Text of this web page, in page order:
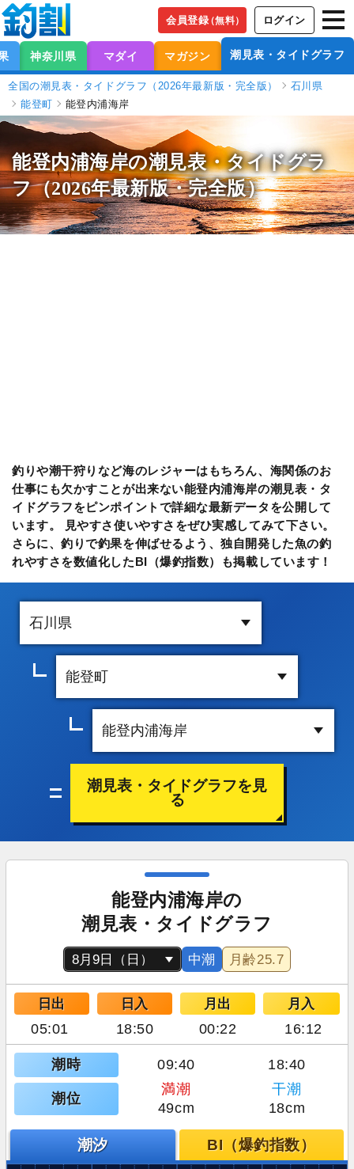
会員登録（無料） ログイン
神奈川県 マダイ マガジン 潮見表・タイドグラフ
全国の潮見表・タイドグラフ（2026年最新版・完全版）
石川県
能登町
能登内浦海岸
能登内浦海岸の潮見表・タイドグラ
フ（2026年最新版・完全版）
釣りや潮干狩りなど海のレジャーはもちろん、海関係のお
仕事にも欠かすことが出来ない能登内浦海岸の潮見表・タ
イドグラフをピンポイントで詳細な最新データを公開して
います。 見やすさ使いやすさをぜひ実感してみて下さい。
さらに、釣りで釣果を伸ばせるよう、独自開発した魚の釣
れやすさを数値化したBI（爆釣指数）も掲載しています！
潮見表・タイドグラフを見
る
能登内浦海岸の
潮見表・タイドグラフ
中潮 月齢25.7
日出 日入 月出 月入
05:01 18:50 00:22 16:12
潮時 09:40 18:40
潮位
満潮
干潮
49cm
18cm
潮汐 BI（爆釣指数）